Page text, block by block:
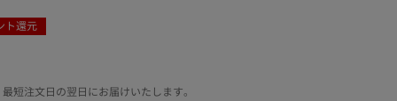
ト還元
短注文日の翌日にお届けいたします。